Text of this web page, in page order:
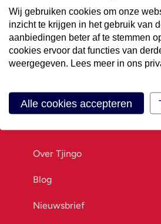
Offerte
Vraag offerte aan
Ons bedrijf
Over Tjingo
Blog
Nieuwsbrief
Wij gebruiken cookies om onze
inzicht te krijgen in het gebruik van
aanbiedingen beter af te stemmen
cookies ervoor dat functies van
weergegeven. Lees meer in ons
Alle cookies accepteren